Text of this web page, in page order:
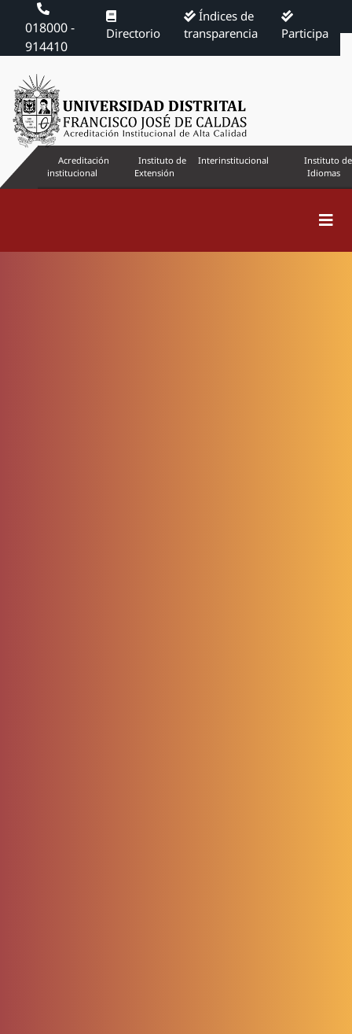
018000 -
914410
Directorio
Índices de
transparencia
Participa
Acreditación
institucional
Instituto de
Extensión
Interinstitucional
Instituto de
Idiomas